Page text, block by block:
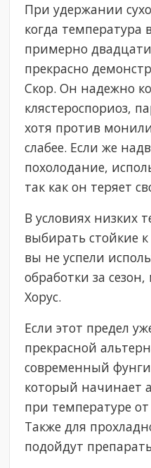
При удержании
когда температура
примерно двадцати
прекрасно
Скор. Он надежно
клястероспориоз,
хотя против
слабее. Если же
похолодание,
так как он теряет
В условиях низких
выбирать стойкие к
вы не успели
обработки за
Хорус.
Если этот предел
прекрасной
современный
который начинает
при температуре от
Также для
подойдут